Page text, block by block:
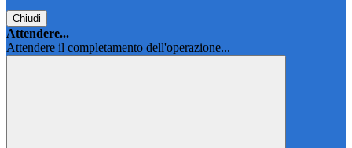
Chiudi
Attendere...
Attendere il completamento dell'operazione...